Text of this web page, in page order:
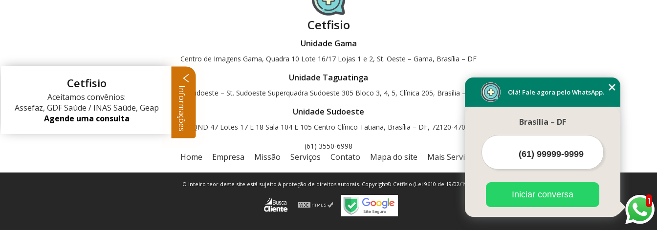
Cetfisio
Unidade Gama
Centro de Imagens Gama, Quadra 10 Lote 16/17 Lojas 1 e 2, St. Oeste – Gama, Brasília – DF
Unidade Taguatinga
Centro Clínico Sudoeste – St. Sudoeste Superquadra Sudoeste 305 Bloco 3, 4, 5, Clínica 205, Brasília – DF, 70673-416
Unidade Sudoeste
QND 47 Lotes 17 E 18 Sala 104 E 105 Centro Clínico Tatiana, Brasília – DF, 72120-470
(61) 3550-6998
Home Empresa Missão Serviços Contato Mapa do site Mais Serviços
O inteiro teor deste site está sujeito à proteção de direitos autorais. Copyright© Cetfisio (Lei 9610 de 19/02/1998)
1
Olá! Fale agora pelo WhatsApp.
Brasília – DF
Iniciar conversa
Cetfisio
Aceitamos convênios:
Assefaz, GDF Saúde / INAS Saúde, Geap
Agende uma consulta
Informações